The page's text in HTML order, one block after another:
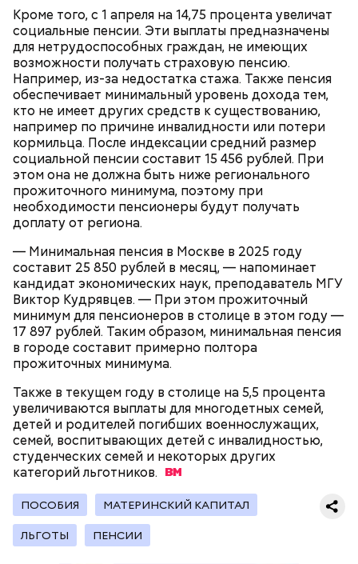
Кроме того, с 1 апреля на 14,75 процента увеличат
социальные пенсии. Эти выплаты предназначены
для нетрудоспособных граждан, не имеющих
возможности получать страховую пенсию.
Например, из-за недостатка стажа. Также пенсия
обеспечивает минимальный уровень дохода тем,
кто не имеет других средств к существованию,
например по причине инвалидности или потери
кормильца. После индексации средний размер
социальной пенсии составит 15 456 рублей. При
этом она не должна быть ниже регионального
прожиточного минимума, поэтому при
необходимости пенсионеры будут получать
доплату от региона.
— Минимальная пенсия в Москве в 2025 году
составит 25 850 рублей в месяц, — напоминает
кандидат экономических наук, преподаватель МГУ
Виктор Кудрявцев. — При этом прожиточный
минимум для пенсионеров в столице в этом году —
17 897 рублей. Таким образом, минимальная пенсия
в городе составит примерно полтора
прожиточных минимума.
Также в текущем году в столице на 5,5 процента
увеличиваются выплаты для многодетных семей,
детей и родителей погибших военнослужащих,
семей, воспитывающих детей с инвалидностью,
студенческих семей и некоторых других
категорийльготников.
ПОСОБИЯ МАТЕРИНСКИЙ КАПИТАЛ
ЛЬГОТЫ ПЕНСИИ
— Кабачки, порезанные кубиками, нужно легко
обжарить на сковороде. К ним добавляются зелень
петрушки, чеснок, соль и оливковое масло.
Получается очень вкусно, — поделился рецептом
Копылов.
Спагетти из кабачков
с сахарным диабетом;
лишним весом.
— В дыне содержится много сахара, который
представлен фруктозой. С одной стороны — это
хорошо, потому что дает энергию. Но важно
помнить, что сладкими дынями не нужно сильно
увлекаться, так же как и арбузами, людям с
сахарным диабетом и лишним весом, —
подчеркнула доктор.
Терапевт Кондрахин назвал
продукты и напитки, которые
выводят токсины из организма
Чистит сосуды и защищает от
рака: чем полезен кресс-салат